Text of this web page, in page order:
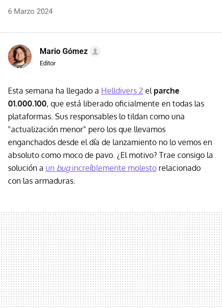
6 Marzo 2024
Mario Gómez
Editor
Esta semana ha llegado a Helldivers 2 el parche
01.000.100, que está liberado oficialmente en todas las
plataformas. Sus responsables lo tildan como una
"actualización menor" pero los que llevamos
enganchados desde el día de lanzamiento no lo vemos en
absoluto como moco de pavo. ¿El motivo? Trae consigo la
solución a un bugincreíblemente molesto relacionado
con las armaduras.